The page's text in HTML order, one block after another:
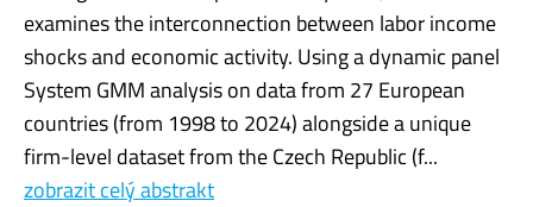
examines the interconnection between labor income
shocks and economic activity. Using a dynamic panel
System GMM analysis on data from 27 European
countries (from 1998 to 2024) alongside a unique
firm-level dataset from the Czech Republic (f...
zobrazit celý abstrakt